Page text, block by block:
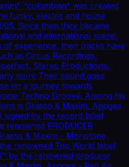
"colombian" was created
funky, electro and house
Since then they became
and international scene,
of experience, their tracks have
as Circus Recordings,
Stereo Productions,
more Their sound goes
on a journey towards
Techno Groove. Among his
is Grasso & Maxim, Apogea
signed by the record label
renowned PRODUCER
& Maxim - Monotone
renowned Top World label
by the renowned producer